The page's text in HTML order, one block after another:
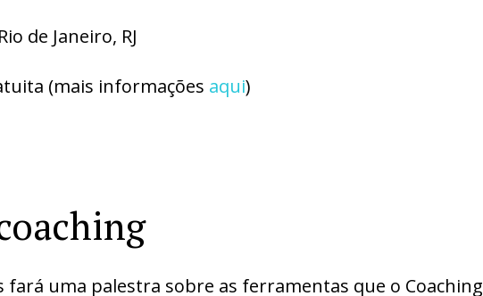
de Janeiro, RJ
(mais informações aqui)
fará uma palestra sobre as ferramentas que o Coaching